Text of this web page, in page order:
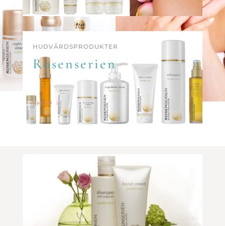
HUDVÅRDSPRODUKTER
Rosenserien
SHOP